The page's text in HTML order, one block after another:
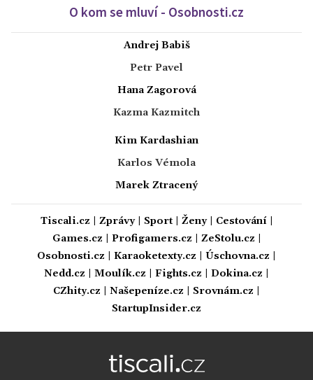
O kom se mluví - Osobnosti.cz
Andrej Babiš
Petr Pavel
Hana Zagorová
Kazma Kazmitch
Kim Kardashian
Karlos Vémola
Marek Ztracený
Tiscali.cz Zprávy| Sport| Ženy| Cestování|
Games.cz
Profigamers.cz ZeStolu.cz
Osobnosti.cz
Karaoketexty.cz Úschovna.cz
Nedd.cz
Moulík.cz Fights.cz Dokina.cz
CZhity.cz
Našepeníze.cz Srovnám.cz
StartupInsider.cz